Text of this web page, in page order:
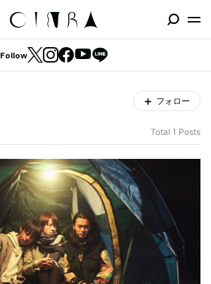
Follow
フォロー
Total 1 Posts